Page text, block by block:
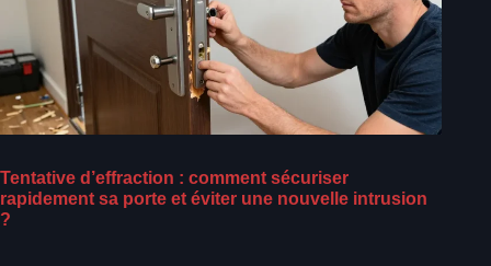
Tentative d’effraction : comment sécuriser
rapidement sa porte et éviter une nouvelle intrusion
?